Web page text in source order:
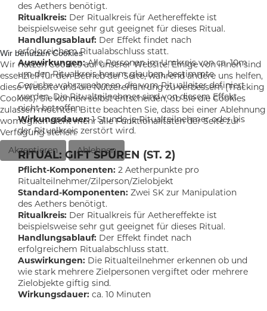
des Aethers benötigt.
Ritualkreis: Der Ritualkreis für Aethereffekte ist
beispielsweise sehr gut geeignet für dieses Ritual.
Handlungsablauf: Der Effekt findet nach
erfolgreichem Ritualabschluss statt.
Auswirkungen:Alle Personen im Umkreis von ca. 10m
um den Ritualkreis herum glauben, bestimmte
Gerüche wahrzunehmen, die vom Ritualleiter definiert
werden. Die Ritualteilnehmer sind von diesem Effekt
nicht betroffen.
Wirkungsdauer:1 Stunde je Ritualteilnehmer oder bis
der Ritualkreis zerstört wird.
RITUAL: GIFT SPÜREN (ST. 2)
Pflicht-Komponenten: 2 Aetherpunkte pro
Ritualteilnehmer/Zilperson/Zielobjekt
Standard-Komponenten: Zwei SK zur Manipulation
des Aethers benötigt.
Ritualkreis: Der Ritualkreis für Aethereffekte ist
beispielsweise sehr gut geeignet für dieses Ritual.
Handlungsablauf: Der Effekt findet nach
erfolgreichem Ritualabschluss statt.
Auswirkungen: Die Ritualteilnehmer erkennen ob und
wie stark mehrere Zielpersonen vergiftet oder mehrere
Zielobjekte giftig sind.
Wirkungsdauer: ca. 10 Minuten
Wir benutzen Cookies
Wir nutzen Cookies auf unserer Website. Einige von ihnen sind
essenziell für den Betrieb der Seite, während andere uns helfen,
diese Website und die Nutzererfahrung zu verbessern (Tracking
Cookies). Sie können selbst entscheiden, ob Sie die Cookies
zulassen möchten. Bitte beachten Sie, dass bei einer Ablehnung
womöglich nicht mehr alle Funktionalitäten der Seite zur
Verfügung stehen.
Akzeptieren
Ablehnen